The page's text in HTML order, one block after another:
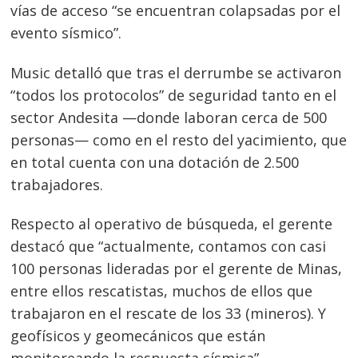
vías de acceso “se encuentran colapsadas por el
evento sísmico”.
Music detalló que tras el derrumbe se activaron
“todos los protocolos” de seguridad tanto en el
sector Andesita —donde laboran cerca de 500
personas— como en el resto del yacimiento, que
en total cuenta con una dotación de 2.500
trabajadores.
Respecto al operativo de búsqueda, el gerente
destacó que “actualmente, contamos con casi
100 personas lideradas por el gerente de Minas,
entre ellos rescatistas, muchos de ellos que
trabajaron en el rescate de los 33 (mineros). Y
geofísicos y geomecánicos que están
Navegación
de
entradas